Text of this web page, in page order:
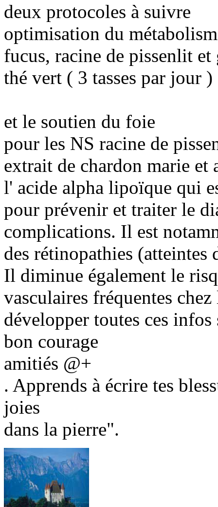
deux protocoles à suivre
optimisation du
fucus, racine de pissenlit
thé vert ( 3 tasses par jour )
et le soutien du foie
pour les NS racine de
extrait de chardon marie et
l' acide alpha lipoïque qui
pour prévenir et traiter le
complications. Il est
des rétinopathies (atteintes
Il diminue également le
vasculaires fréquentes
développer toutes ces
bon courage
amitiés @+
. Apprends à écrire tes
joies
dans la pierre".